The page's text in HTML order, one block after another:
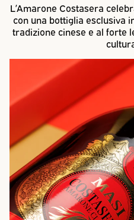
L’Amarone Costasera
con una bottiglia esclusiva
tradizione cinese e al forte